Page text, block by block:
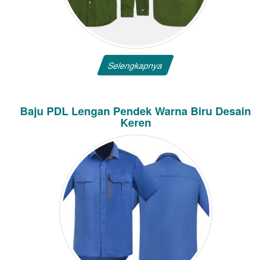
Selengkapnya
Baju PDL Lengan Pendek Warna Biru Desain
Keren